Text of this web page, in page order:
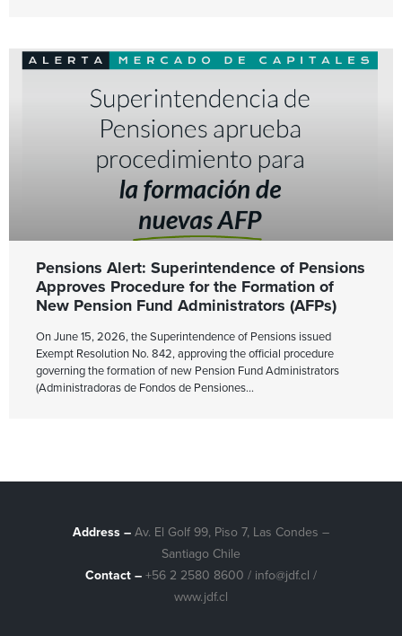
Pensions Alert: Superintendence of Pensions
Approves Procedure for the Formation of
New Pension Fund Administrators (AFPs)
On June 15, 2026, the Superintendence of Pensions issued
Exempt Resolution No. 842, approving the official procedure
governing the formation of new Pension Fund Administrators
(Administradoras de Fondos de Pensiones
Address –Av. El Golf 99, Piso 7, Las Condes –
Santiago Chile
Contact –+56 2 2580 8600 / info@jdf.cl /
www.jdf.cl